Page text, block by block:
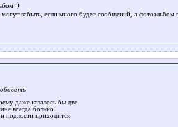
забыть, если много будет сообщений, а
даже казалось бы две
всегда больно
подлости приходится